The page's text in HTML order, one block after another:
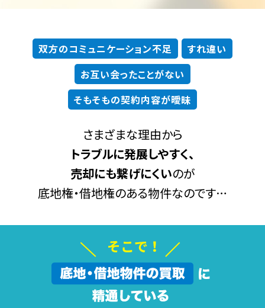
双方のコミュニケーション不足
すれ違い
お互い会ったことがない
そもそもの契約内容が曖昧
さまざまな理由から
トラブルに発展しやすく、
売却にも繋げにくいのが
底地権・借地権のある物件なのです…